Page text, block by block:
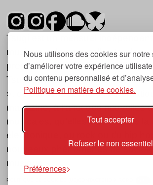
Nous utilisons des cookies sur notre
d’améliorer votre expérience
du contenu personnalisé et
Politique en matière de cookies.
Tout accepter
Refuser le non essentiel
Préférences
Tsugi est un mensuel indépendant
musique et les nouvelles
première parution date de 2007.
Tsugi en japonais signifie «
», ce qui correspond à la
magazine, à l’affût des nouvelles
musicales, qu’elles viennent de la
électronique, du rock ou du hip
nouveaux phénomènes de
musique.
POLITIQUE DE COOKIES (UE)